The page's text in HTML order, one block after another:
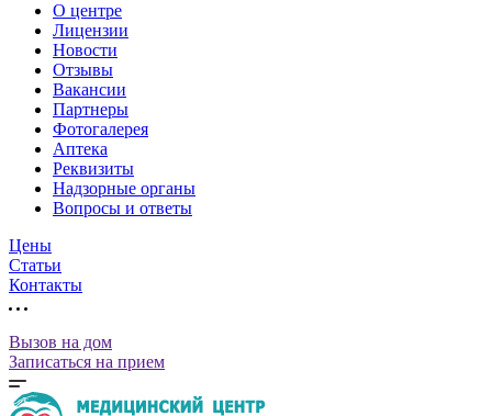
О центре
Лицензии
Новости
Отзывы
Вакансии
Партнеры
Фотогалерея
Аптека
Реквизиты
Надзорные органы
Вопросы и ответы
Цены
Статьи
Контакты
Вызов на дом
Записаться на прием